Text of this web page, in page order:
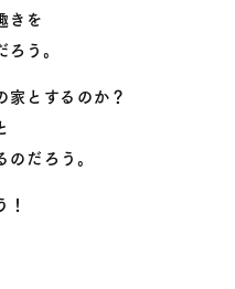
きを
う。
家とするのか？
だろう。